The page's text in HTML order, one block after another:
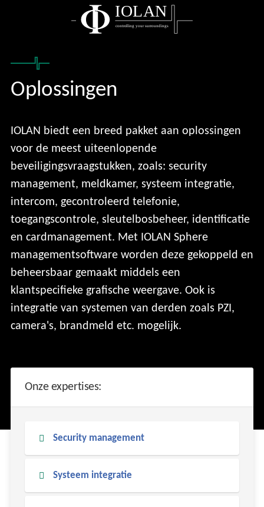
IOLAN
controlling your surroundings
Oplossingen
IOLAN biedt een breed pakket aan oplossingen
voor de meest uiteenlopende
beveiligingsvraagstukken, zoals: security
management, meldkamer, systeem integratie,
intercom, gecontroleerd telefonie,
toegangscontrole, sleutelbosbeheer, identificatie
en cardmanagement. Met IOLAN Sphere
managementsoftware worden deze gekoppeld en
beheersbaar gemaakt middels een
klantspecifieke grafische weergave. Ook is
integratie van systemen van derden zoals PZI,
camera's, brandmeld etc. mogelijk.
Onze expertises:
Security management
Systeem integratie